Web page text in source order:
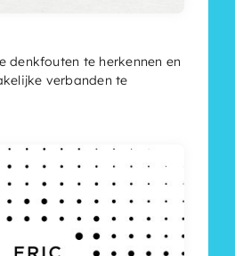
denkfouten te herkennen en
verbanden te